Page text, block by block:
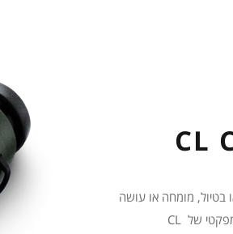
בטיול, מומחה או עושה
את צעדיך הראשונים בעולם התצפיות בטבע – הגודל הקומפקטי של CL